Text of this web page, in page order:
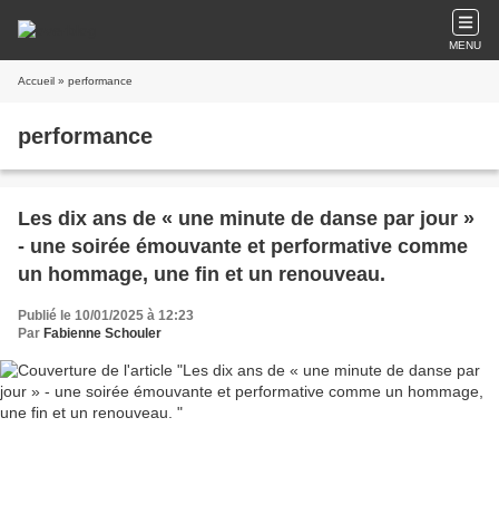
MENU
Accueil » performance
performance
Les dix ans de « une minute de danse par jour »
- une soirée émouvante et performative comme
un hommage, une fin et un renouveau.
Publié le 10/01/2025 à 12:23
Par Fabienne Schouler